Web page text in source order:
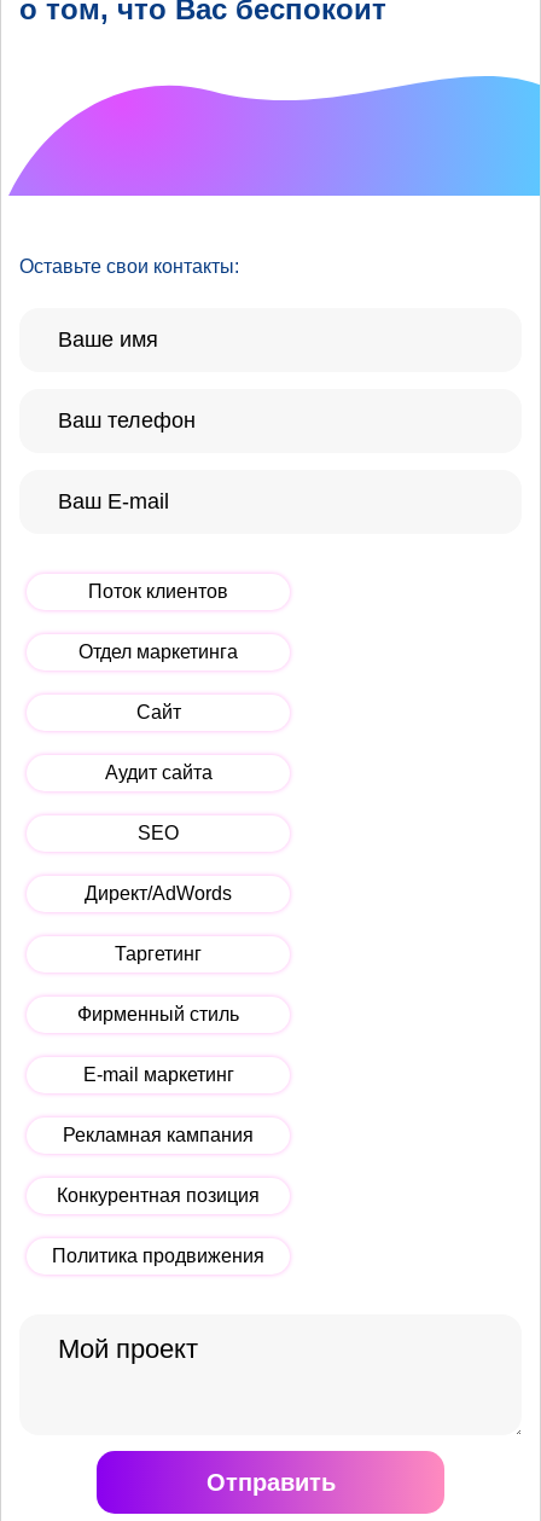
о том, что Вас беспокоит
Оставьте свои контакты:
Поток клиентов
Отдел маркетинга
Сайт
Аудит сайта
SEO
Директ/AdWords
Таргетинг
Фирменный стиль
E-mail маркетинг
Рекламная кампания
Конкурентная позиция
Политика продвижения
Отправить